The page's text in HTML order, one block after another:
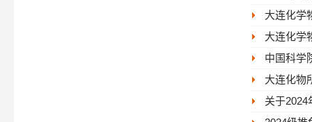
大连化学
大连化学
中国科学
大连化物
关于2024